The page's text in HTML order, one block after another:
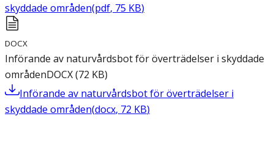
skyddade områden(pdf, 75 KB)
DOCX
Införande av naturvårdsbot för överträdelser i skyddade
områdenDOCX(72 KB)
Införande av naturvårdsbot för överträdelser i
skyddade områden(docx, 72 KB)